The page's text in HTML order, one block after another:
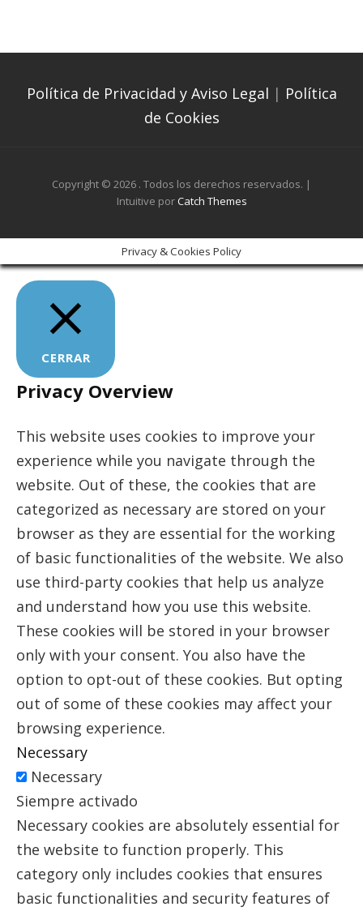
Política de Privacidad y Aviso Legal | Política
de Cookies
Copyright © 2026 . Todos los derechos reservados. |
Intuitive porCatch Themes
Privacy & Cookies Policy
CERRAR
Privacy Overview
This website uses cookies to improve your
experience while you navigate through the
website. Out of these, the cookies that are
categorized as necessary are stored on your
browser as they are essential for the working
of basic functionalities of the website. We also
use third-party cookies that help us analyze
and understand how you use this website.
These cookies will be stored in your browser
only with your consent. You also have the
option to opt-out of these cookies. But opting
out of some of these cookies may affect your
browsing experience.
Necessary
Necessary
Siempre activado
Necessary cookies are absolutely essential for
the website to function properly. This
category only includes cookies that ensures
basic functionalities and security features of